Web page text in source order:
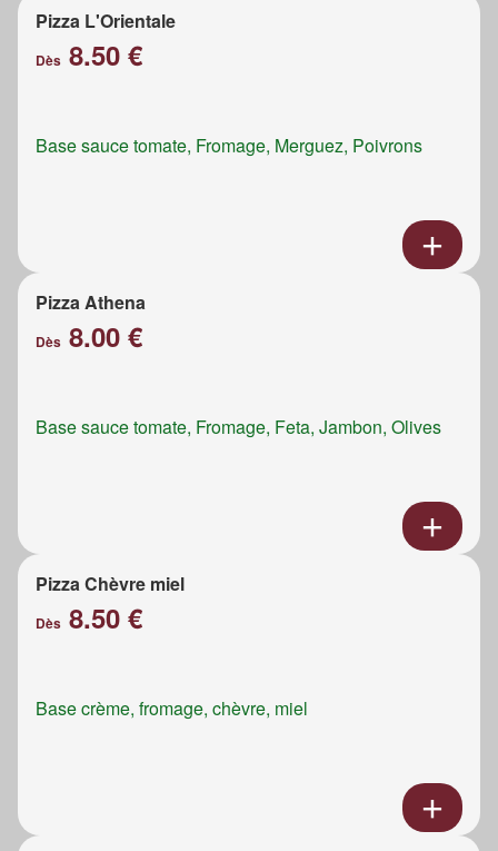
Pizza L'Orientale
Dès 8.50 €
Base sauce tomate, Fromage, Merguez, Poivrons
Pizza Athena
Dès 8.00 €
Base sauce tomate, Fromage, Feta, Jambon, Olives
Pizza Chèvre miel
Dès 8.50 €
Base crème, fromage, chèvre, miel